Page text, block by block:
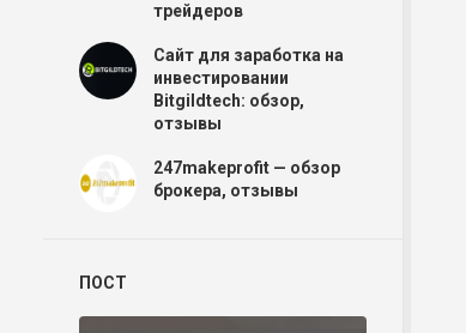
трейдеров
Сайт для заработка на
инвестировании
Bitgildtech: обзор,
отзывы
247makeprofit — обзор
брокера, отзывы
ПОСТ